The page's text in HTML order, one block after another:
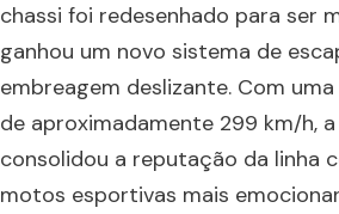
chassi foi redesenhado para ser
ganhou um novo sistema de
embreagem deslizante. Com
de aproximadamente 299 km/h,
consolidou a reputação da linha
motos esportivas mais